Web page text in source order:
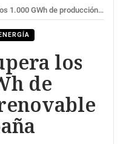
de producción renovable en España
ENERGÍA
los
de